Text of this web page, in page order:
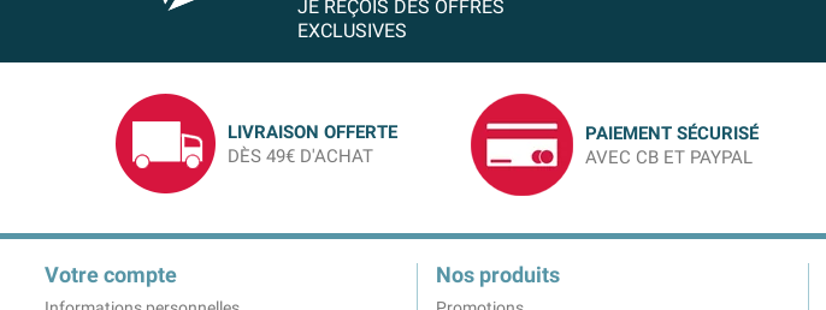
JE REÇOIS DES OFFRES
EXCLUSIVES
LIVRAISON OFFERTE
DÈS 49€ D'ACHAT
PAIEMENT SÉCURISÉ
AVEC CB ET PAYPAL
Votre compte Nos produits